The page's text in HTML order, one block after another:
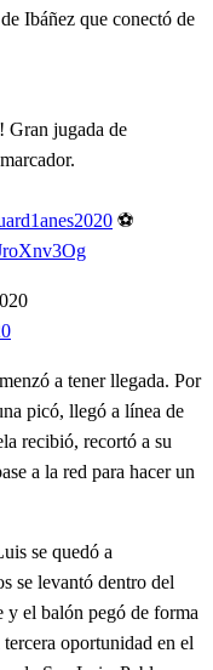
Ibáñez que conectó de
Gran jugada de
⚽
a tener llegada. Por
picó, llegó a línea de
recibió, recortó a su
a la red para hacer un
se quedó a
se levantó dentro del
y el balón pegó de forma
oportunidad en el